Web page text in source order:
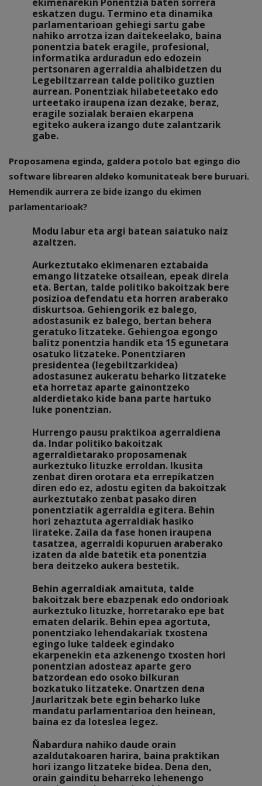
eskatzen dugu. Termino eta dinamika
parlamentarioan gehiegi sartu gabe
nahiko arrotza izan daitekeelako, baina
ponentzia batek eragile, profesional,
informatika arduradun edo edozein
pertsonaren agerraldia ahalbidetzen du
Legebiltzarrean talde politiko guztien
aurrean. Ponentziak hilabeteetako edo
urteetako iraupena izan dezake, beraz,
eragile sozialak beraien ekarpena
egiteko aukera izango dute zalantzarik
gabe.
Proposamena eginda, galdera potolo bat egingo dio
software librearen aldeko komunitateak bere buruari.
Hemendik aurrera ze bide izango du ekimen
parlamentarioak?
Modu labur eta argi batean saiatuko naiz
azaltzen.
Aurkeztutako ekimenaren eztabaida
emango litzateke otsailean, epeak direla
eta. Bertan, talde politiko bakoitzak bere
posizioa defendatu eta horren araberako
diskurtsoa. Gehiengorik ez balego,
adostasunik ez balego, bertan behera
geratuko litzateke. Gehiengoa egongo
balitz ponentzia handik eta 15 egunetara
osatuko litzateke. Ponentziaren
presidentea (legebiltzarkidea)
adostasunez aukeratu beharko litzateke
eta horretaz aparte gainontzeko
alderdietako kide bana parte hartuko
luke ponentzian.
Hurrengo pausu praktikoa agerraldiena
da. Indar politiko bakoitzak
agerraldietarako proposamenak
aurkeztuko lituzke erroldan. Ikusita
zenbat diren orotara eta errepikatzen
diren edo ez, adostu egiten da bakoitzak
aurkeztutako zenbat pasako diren
ponentziatik agerraldia egitera. Behin
hori zehaztuta agerraldiak hasiko
lirateke. Zaila da fase honen iraupena
tasatzea, agerraldi kopuruen araberako
izaten da alde batetik eta ponentzia
bera deitzeko aukera bestetik.
Behin agerraldiak amaituta, talde
bakoitzak bere ebazpenak edo ondorioak
aurkeztuko lituzke, horretarako epe bat
ematen delarik. Behin epea agortuta,
ponentziako lehendakariak txostena
egingo luke taldeek egindako
ekarpenekin eta azkenengo txosten hori
ponentzian adosteaz aparte gero
batzordean edo osoko bilkuran
bozkatuko litzateke. Onartzen dena
Jaurlaritzak bete egin beharko luke
mandatu parlamentarioa den heinean,
baina ez da loteslea legez.
Ñabardura nahiko daude orain
azaldutakoaren harira, baina praktikan
hori izango litzateke bidea. Dena den,
orain gainditu beharreko lehenengo